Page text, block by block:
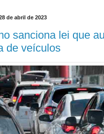
de abril de 2023
sanciona lei que
de veículos